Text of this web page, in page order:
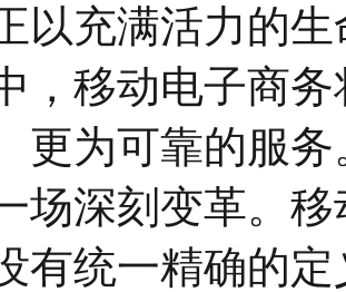
以充满活力的
，移动电子商
更为可靠的服
场深刻变革。
有统一精确的